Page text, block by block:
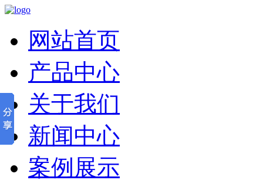
网站首页
产品中心
关于我们
新闻中心
案例展示